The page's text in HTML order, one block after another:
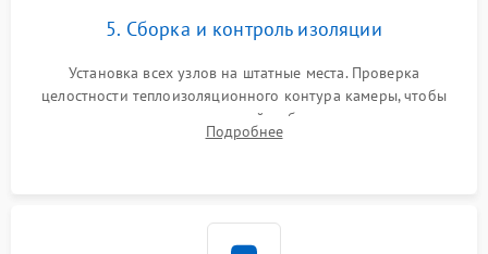
5. Сборка и контроль изоляции
Установка всех узлов на штатные места. Проверка
целостности теплоизоляционного контура камеры, чтобы
исключить перегрев кухонной мебели и потерю тепла.
Надежная фиксация клемм и сборка корпуса шкафа.
Подробнее